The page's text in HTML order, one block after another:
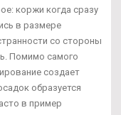
коржи когда сразу
в размере
со стороны
Помимо самого
создает
образуется
в пример